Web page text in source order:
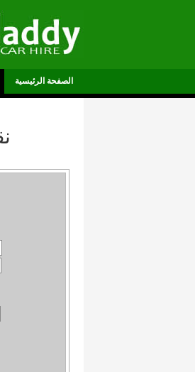
الصفحة الرئيسية